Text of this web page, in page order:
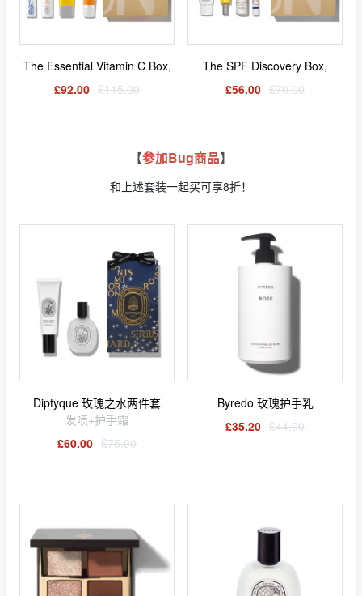
The Essential Vitamin C Box,
£92.00 £115.00
The SPF Discovery Box,
£56.00 £70.00
【参加Bug商品】
和上述套装一起买可享8折！
Diptyque 玫瑰之水两件套
发喷+护手霜
£60.00 £75.00
Byredo 玫瑰护手乳
£35.20 £44.00